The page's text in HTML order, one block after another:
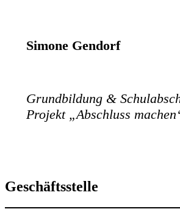
Simone Gendorf
Grundbildung &
Projekt „Abschluss
Geschäftsstelle